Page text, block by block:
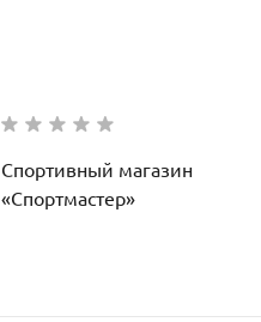
Спортивный магазин
«Спортмастер»